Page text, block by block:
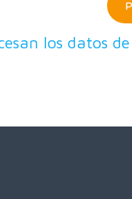
los datos